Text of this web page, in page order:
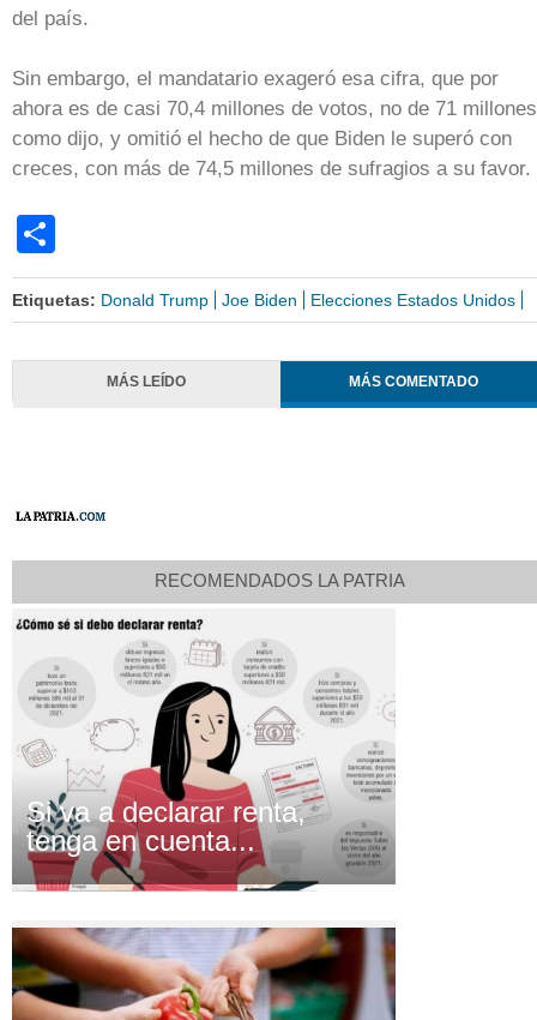
del país.
Sin embargo, el mandatario exageró esa cifra, que por
ahora es de casi 70,4 millones de votos, no de 71 millones
como dijo, y omitió el hecho de que Biden le superó con
creces, con más de 74,5 millones de sufragios a su favor.
Etiquetas: Donald Trump Joe Biden Elecciones Estados Unidos
MÁS LEÍDO MÁS COMENTADO
RECOMENDADOS LA PATRIA
Si va a declarar renta,
tenga en cuenta...